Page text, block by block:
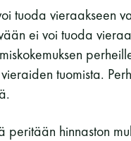
tuoda vieraakseen
ei voi tuoda
tuomista.
peritään hinnaston